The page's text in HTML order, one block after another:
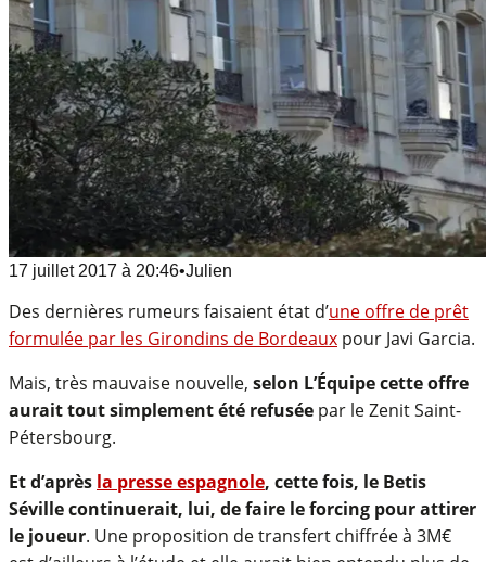
17 juillet 2017 à 20:46•Julien
Des dernières rumeurs faisaient état d’une offre de prêt
formulée par les Girondins de Bordeaux pour Javi Garcia.
Mais, très mauvaise nouvelle, selon L’Équipecette offre
aurait tout simplement été refusée par le Zenit Saint-
Pétersbourg.
Et d’après la presse espagnole, cette fois, le Betis
Séville continuerait, lui, de faire le forcing pour attirer
le joueur. Une proposition de transfert chiffrée à 3M€